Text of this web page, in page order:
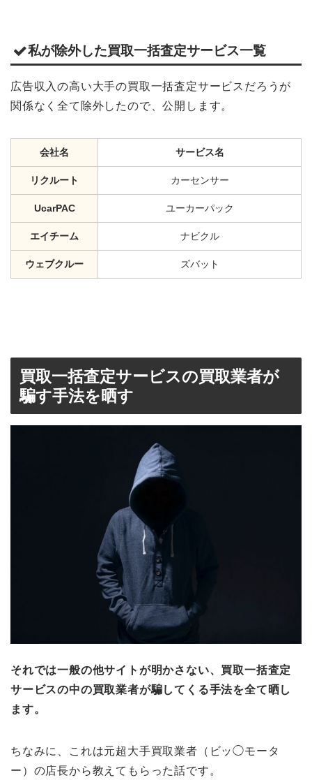
私が除外した買取一括査定サービス一覧
広告収入の高い大手の買取一括査定サービスだろうが
関係なく全て除外したので、公開します。
会社名 サービス名
リクルート カーセンサー
UcarPAC ユーカーパック
エイチーム ナビクル
ウェブクルー ズバット
買取一括査定サービスの買取業者が
騙す手法を晒す
それでは一般の他サイトが明かさない、買取一括査定
サービスの中の買取業者が騙してくる手法を全て晒し
ます。
ちなみに、これは元超大手買取業者（ビッ◯モータ
ー）の店長から教えてもらった話です。